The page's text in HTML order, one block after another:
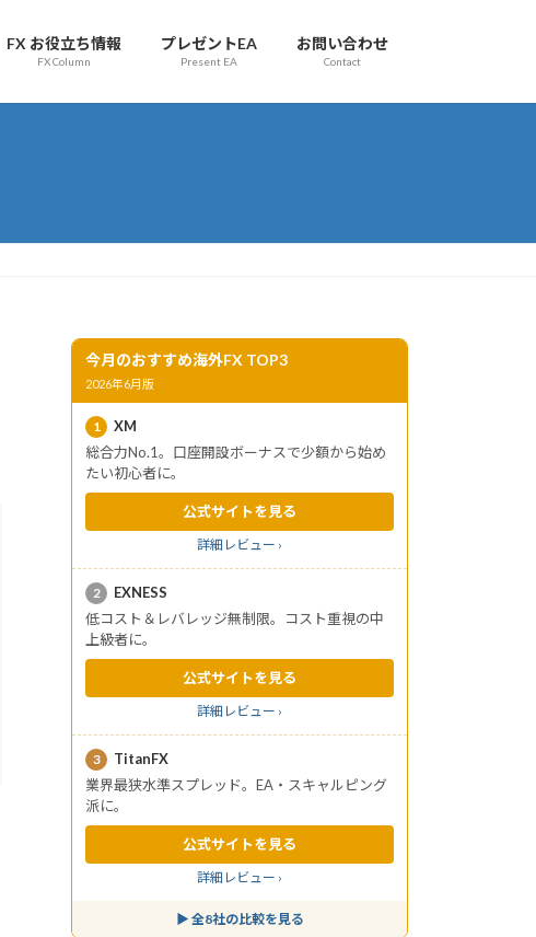
FX お役立ち情報
FX Column
プレゼントEA
Present EA
お問い合わせ
Contact
今月のおすすめ海外FX TOP3
2026年6月版
1
XM
総合力No.1。口座開設ボーナスで少額から始め
たい初心者に。
公式サイトを見る
詳細レビュー ›
2
EXNESS
低コスト＆レバレッジ無制限。コスト重視の中
上級者に。
公式サイトを見る
詳細レビュー ›
3
TitanFX
業界最狭水準スプレッド。EA・スキャルピング
派に。
公式サイトを見る
詳細レビュー ›
▶ 全8社の比較を見る